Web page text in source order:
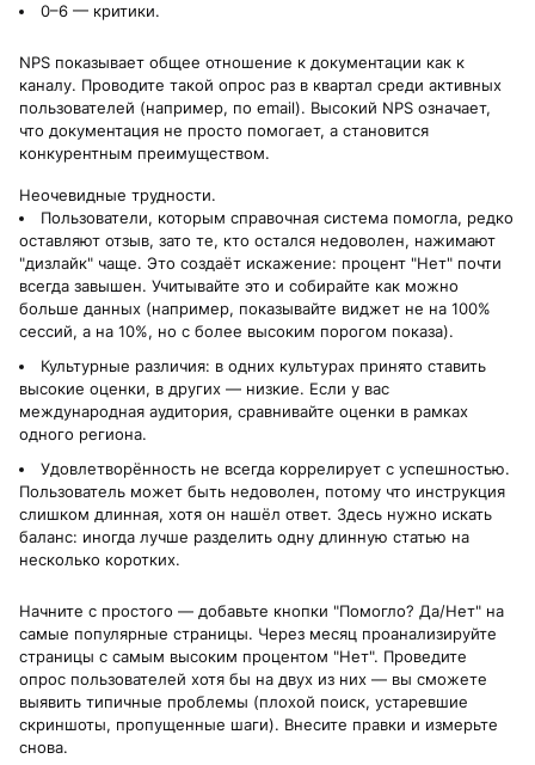
0–6 — критики.
NPS показывает общее отношение к документации как к
каналу. Проводите такой опрос раз в квартал среди активных
пользователей (например, по email). Высокий NPS означает,
что документация не просто помогает, а становится
конкурентным преимуществом.
Неочевидные трудности.
Пользователи, которым справочная система помогла, редко
оставляют отзыв, зато те, кто остался недоволен, нажимают
"дизлайк" чаще. Это создаёт искажение: процент "Нет" почти
всегда завышен. Учитывайте это и собирайте как можно
больше данных (например, показывайте виджет не на 100%
сессий, а на 10%, но с более высоким порогом показа).
Культурные различия: в одних культурах принято ставить
высокие оценки, в других — низкие. Если у вас
международная аудитория, сравнивайте оценки в рамках
одного региона.
Удовлетворённость не всегда коррелирует с успешностью.
Пользователь может быть недоволен, потому что инструкция
слишком длинная, хотя он нашёл ответ. Здесь нужно искать
баланс: иногда лучше разделить одну длинную статью на
несколько коротких.
Начните с простого — добавьте кнопки "Помогло? Да/Нет" на
самые популярные страницы. Через месяц проанализируйте
страницы с самым высоким процентом "Нет". Проведите
опрос пользователей хотя бы на двух из них — вы сможете
выявить типичные проблемы (плохой поиск, устаревшие
скриншоты, пропущенные шаги). Внесите правки и измерьте
снова.